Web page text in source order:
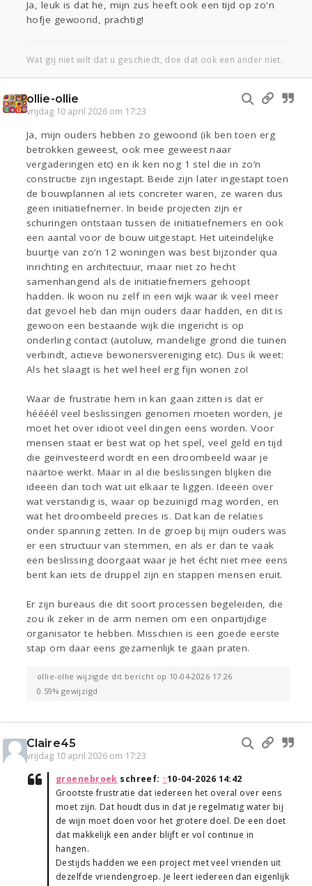
Ja, leuk is dat he, mijn zus heeft ook een tijd op zo'n
hofje gewoond, prachtig!
Wat gij niet wilt dat u geschiedt, doe dat ook een ander niet.
ollie-ollie
vrijdag 10 april 2026 om 17:23
Ja, mijn ouders hebben zo gewoond (ik ben toen erg
betrokken geweest, ook mee geweest naar
vergaderingen etc) en ik ken nog 1 stel die in zo’n
constructie zijn ingestapt. Beide zijn later ingestapt toen
de bouwplannen al iets concreter waren, ze waren dus
geen initiatiefnemer. In beide projecten zijn er
schuringen ontstaan tussen de initiatiefnemers en ook
een aantal voor de bouw uitgestapt. Het uiteindelijke
buurtje van zo’n 12 woningen was best bijzonder qua
inrichting en architectuur, maar niet zo hecht
samenhangend als de initiatiefnemers gehoopt
hadden. Ik woon nu zelf in een wijk waar ik veel meer
dat gevoel heb dan mijn ouders daar hadden, en dit is
gewoon een bestaande wijk die ingericht is op
onderling contact (autoluw, mandelige grond die tuinen
verbindt, actieve bewonersvereniging etc). Dus ik weet:
Als het slaagt is het wel heel erg fijn wonen zo!
Waar de frustratie hem in kan gaan zitten is dat er
héééél veel beslissingen genomen moeten worden, je
moet het over idioot veel dingen eens worden. Voor
mensen staat er best wat op het spel, veel geld en tijd
die geïnvesteerd wordt en een droombeeld waar je
naartoe werkt. Maar in al die beslissingen blijken die
ideeën dan toch wat uit elkaar te liggen. Ideeën over
wat verstandig is, waar op bezuinigd mag worden, en
wat het droombeeld precies is. Dat kan de relaties
onder spanning zetten. In de groep bij mijn ouders was
er een structuur van stemmen, en als er dan te vaak
een beslissing doorgaat waar je het écht niet mee eens
bent kan iets de druppel zijn en stappen mensen eruit.
Er zijn bureaus die dit soort processen begeleiden, die
zou ik zeker in de arm nemen om een onpartijdige
organisator te hebben. Misschien is een goede eerste
stap om daar eens gezamenlijk te gaan praten.
ollie-ollie wijzigde dit bericht op 10-04-2026 17:26
0.59% gewijzigd
Claire45
vrijdag 10 april 2026 om 17:23
groenebroek schreef: ↑10-04-2026 14:42
Grootste frustratie dat iedereen het overal over eens
moet zijn. Dat houdt dus in dat je regelmatig water bij
de wijn moet doen voor het grotere doel. De een doet
dat makkelijk een ander blijft er vol continue in
hangen.
Destijds hadden we een project met veel vrienden uit
dezelfde vriendengroep. Je leert iedereen dan eigenlijk